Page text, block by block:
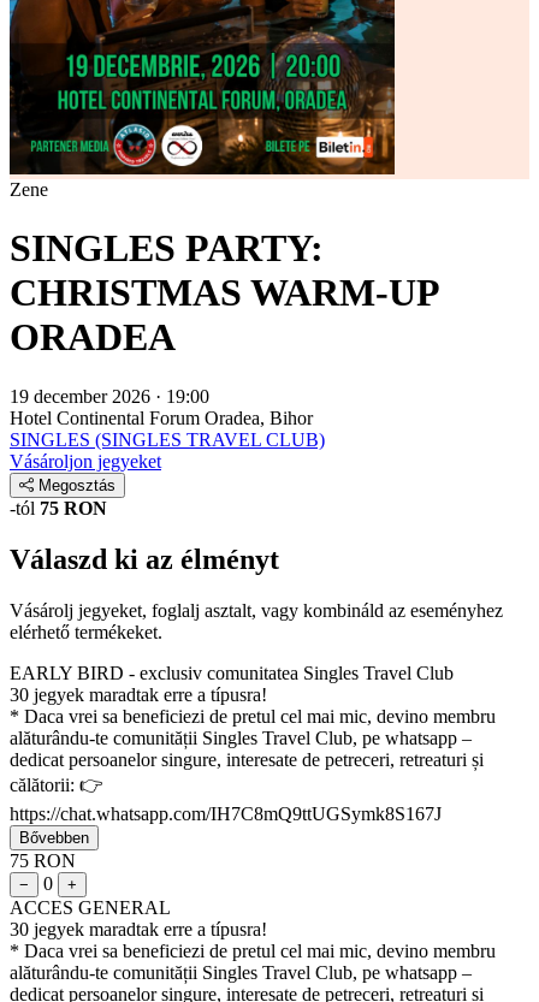
Zene
SINGLES PARTY:
CHRISTMAS WARM-UP
ORADEA
19 december 2026 · 19:00
Hotel Continental Forum Oradea, Bihor
SINGLES (SINGLES TRAVEL CLUB)
Vásároljon jegyeket
Megosztás
-tól 75 RON
Válaszd ki az élményt
Vásárolj jegyeket, foglalj asztalt, vagy kombináld az eseményhez
elérhető termékeket.
EARLY BIRD - exclusiv comunitatea Singles Travel Club
30 jegyek maradtak erre a típusra!
* Daca vrei sa beneficiezi de pretul cel mai mic, devino membru
alăturându-te comunității Singles Travel Club, pe whatsapp –
dedicat persoanelor singure, interesate de petreceri, retreaturi și
călătorii: 👉
https://chat.whatsapp.com/IH7C8mQ9ttUGSymk8S167J
Bővebben
75 RON
− 0 +
ACCES GENERAL
30 jegyek maradtak erre a típusra!
* Daca vrei sa beneficiezi de pretul cel mai mic, devino membru
alăturându-te comunității Singles Travel Club, pe whatsapp –
dedicat persoanelor singure, interesate de petreceri, retreaturi și